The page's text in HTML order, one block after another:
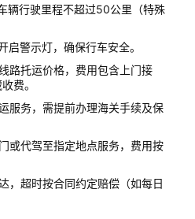
辆行驶里程不超过50公里（特殊
启警示灯，确保行车安全。
路托运价格，费用包含上门接
费。
服务，需提前办理海关手续及保
或代驾至指定地点服务，费用按
，超时按合同约定赔偿（如每日